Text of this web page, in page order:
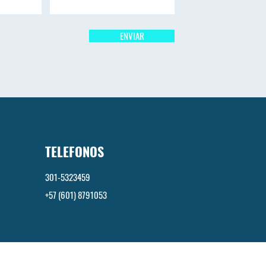
ENVIAR
TELEFONOS
301-5323459
+57 (601) 8791053